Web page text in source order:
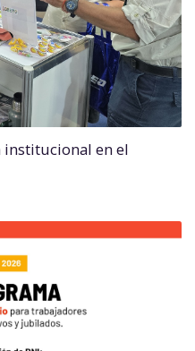
institucional en el